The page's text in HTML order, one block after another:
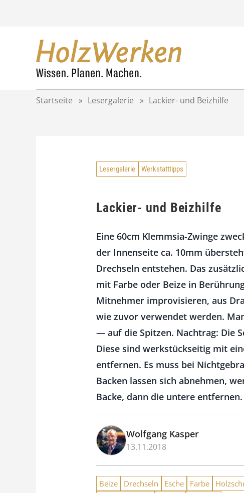
Startseite » Lesergalerie » Lackier- und Beizhilfe
Lesergalerie Werkstatttipps
Lackier- und Beizhilfe
Eine 60cm Klemmsia-Zwinge
der Innenseite ca. 10mm
Drechseln entstehen. Das
mit Farbe oder Beize in
Mitnehmer improvisieren, aus
wie zuvor verwendet werden.
— auf die Spitzen. Nachtrag: Die
Diese sind werkstückseitig mit
entfernen. Es muss bei
Backen lassen sich abnehmen,
Backe, dann die untere
Wolfgang Kasper
13.11.2018
Beize Drechseln Esche Farbe